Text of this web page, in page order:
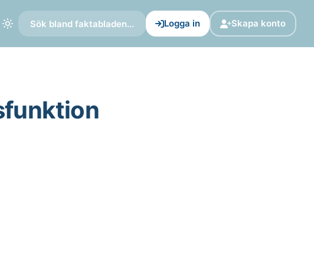
Sök bland faktabladen... Logga in Skapa konto